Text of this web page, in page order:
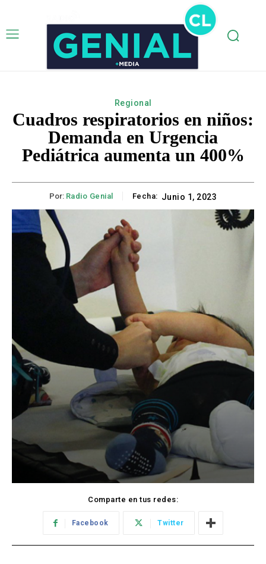
Regional
Cuadros respiratorios en niños:
Demanda en Urgencia
Pediátrica aumenta un 400%
Por: Radio Genial Fecha: Junio 1, 2023
Comparte en tus redes:
Facebook Twitter